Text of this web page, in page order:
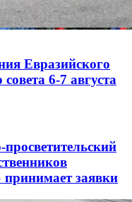
Евразийского
6-7 августа
заявки